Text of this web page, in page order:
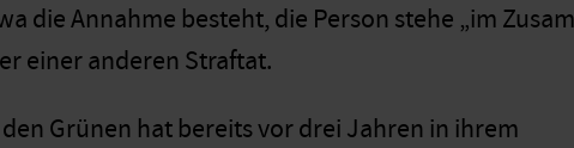
die Annahme besteht, die Person stehe „im
einer anderen Straftat.
Grünen hat bereits vor drei Jahren in ihrem